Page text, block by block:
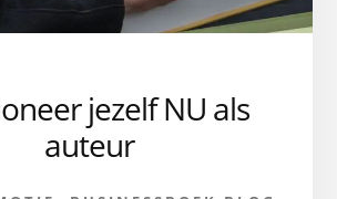
jezelf NU als
auteur